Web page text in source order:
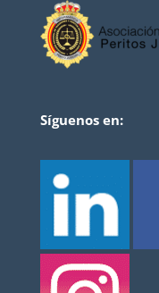
Síguenos en: